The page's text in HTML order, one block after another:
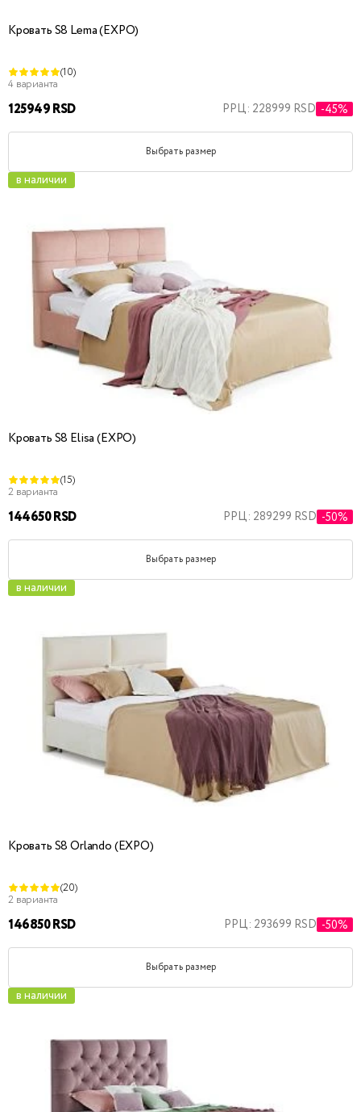
Кровать S8 Lema (EXPO)
(10)
4 варианта
125949 RSD РРЦ: 228999 RSD -45%
Выбрать размер
в наличии
Кровать S8 Elisa (EXPO)
(15)
2 варианта
144650 RSD РРЦ: 289299 RSD -50%
Выбрать размер
в наличии
Кровать S8 Orlando (EXPO)
(20)
2 варианта
146850 RSD РРЦ: 293699 RSD -50%
Выбрать размер
в наличии